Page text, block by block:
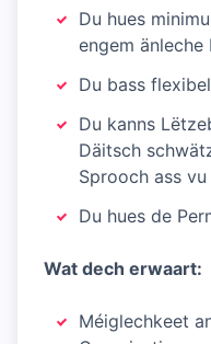
Du hues
engem änleche
Du bass
Du kanns
Däitsch
Sprooch ass
Du hues de
Wat dech erwaart:
Méiglechkeet